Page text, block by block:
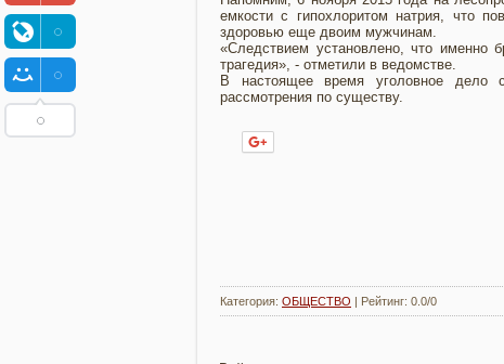
емкости с гипохлоритом натрия, что
здоровью еще двоим мужчинам.
«Следствием установлено, что именно
трагедия», - отметили в ведомстве.
В настоящее время уголовное дело
рассмотрения по существу.
Категория: ОБЩЕСТВО | Рейтинг: 0.0/0